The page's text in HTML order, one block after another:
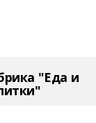
"Еда и